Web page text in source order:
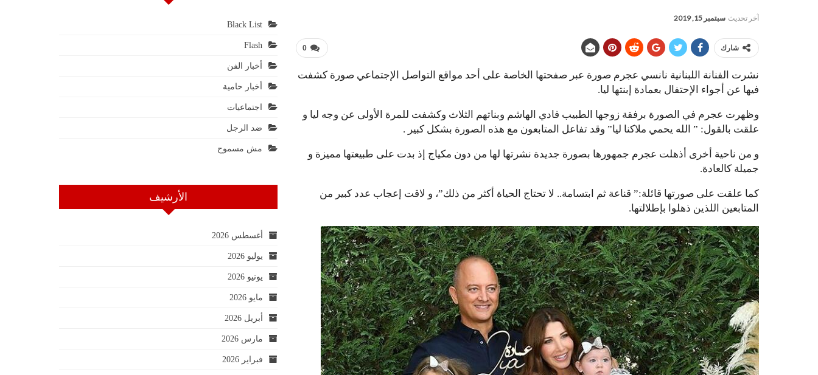
آخر تحديث سبتمبر 15, 2019
0 شارك
نشرت الفنانة اللبنانية نانسي عجرم صورة عبر صفحتها الخاصة على أحد مواقع التواصل الإجتماعي صورة كشفت
فيها عن أجواء الإحتفال بعمادة إبنتها ليا.
وظهرت عجرم في الصورة برفقة زوجها الطبيب فادي الهاشم وبناتهم الثلاث وكشفت للمرة الأولى عن وجه ليا و
علقت بالقول: ” الله يحمي ملاكنا ليا” وقد تفاعل المتابعون مع هذه الصورة بشكل كبير .
و من ناحية أخرى أذهلت عجرم جمهورها بصورة جديدة نشرتها لها من دون مكياج إذ بدت على طبيعتها مميزة و
جميلة كالعادة.
كما علقت على صورتها قائلة:” قناعة ثم ابتسامة.. لا تحتاج الحياة أكثر من ذلك”، و لاقت إعجاب عدد كبير من
المتابعين اللذين ذهلوا بإطلالتها.
Black List
Flash
أخبار الفن
أخبار حامية
اجتماعيات
ضد الرجل
مش مسموح
الأرشيف
أغسطس 2026
يوليو 2026
يونيو 2026
مايو 2026
أبريل 2026
مارس 2026
فبراير 2026